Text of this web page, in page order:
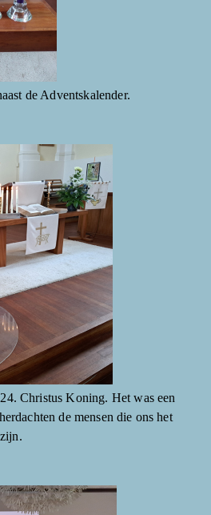
de Adventskalender.
Christus Koning. Het was een
de mensen die ons het